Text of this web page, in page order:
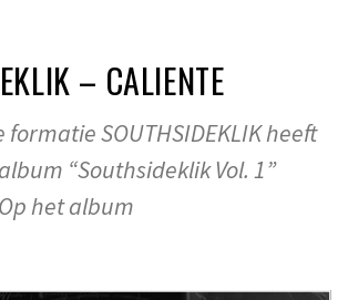
– CALIENTE
SOUTHSIDEKLIK heeft
“Southsideklik Vol. 1”
het album